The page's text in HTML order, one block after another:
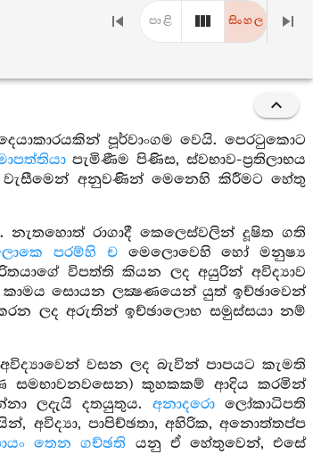
පාළි සිංහල
පූර්වාංගම වෙයි. පෙරටුකොට
පැමිණීම පිණිස, ස්වභාව-ප්‍රතිලාභය
වැසීමෙන් අනුවණින් මෙනෙහි කිරීමට හේතු
රාගාදී කෙලෙස්වලින් දූෂිත ගති
පරම්හි චමෙලොවෙහි හෝ මනුෂ්‍ය
විපත්ති කියන ලද අයුරින් අවිද්‍යාව
සොයන ලක්‍ෂණයෙන් යුත් ඉච්ඡාවෙන්
ලද අරුතින් ඉච්ඡාලොභ සමුස්සයා නම්
අවිද්‍යාවෙන් වසන ලද බැවින් පාපයට කැමති
සමභාවනවසෙන) කුහකකම් ආදිය කරමින්
ලදැයි දතයුතුය. අනාදරොලෝකාධිපති
අවිද්‍යා, පාපිච්ඡතා, අහිරික, අනොත්තප්ප
තෙන ගච්ඡති යනු ඒ හේතුවෙන්, එසේ